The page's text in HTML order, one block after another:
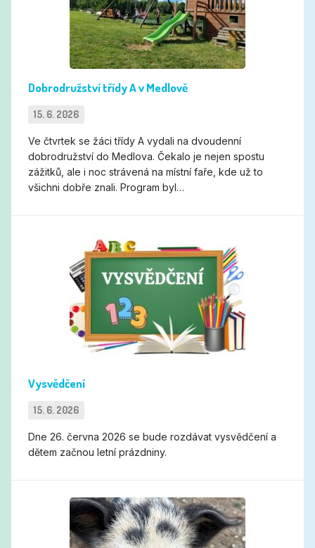
Dobrodružství třídy A v Medlově
15. 6. 2026
Ve čtvrtek se žáci třídy A vydali na dvoudenní
dobrodružství do Medlova. Čekalo je nejen spostu
zážitků, ale i noc strávená na místní faře, kde už to
všichni dobře znali. Program byl…
Vysvědčení
Vysvědčení
15. 6. 2026
Dne 26. června 2026 se bude rozdávat vysvědčení a
dětem začnou letní prázdniny.
Výlet třídy Motýlků